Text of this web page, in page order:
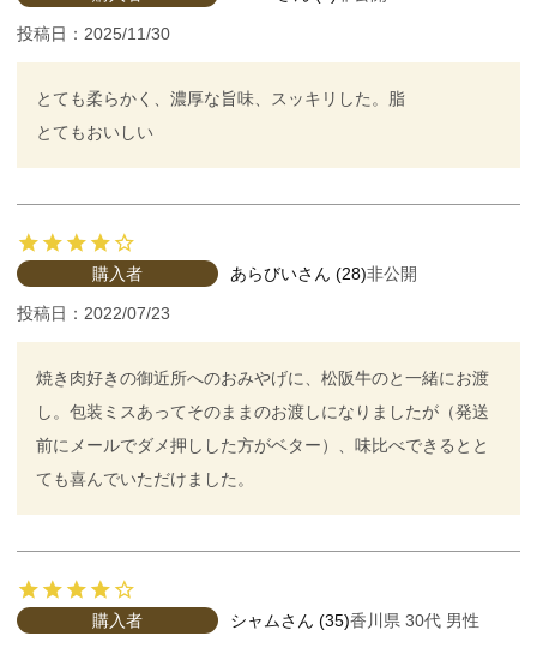
投稿日 2025/11/30
とても柔らかく、濃厚な旨味、スッキリした。脂
とてもおいしい
あらびい 28
購入者 非公開
投稿日 2022/07/23
焼き肉好きの御近所へのおみやげに、松阪牛のと一緒にお渡
し。包装ミスあってそのままのお渡しになりましたが（発送
前にメールでダメ押しした方がベター）、味比べできるとと
ても喜んでいただけました。
シャム 35
購入者 香川県 30代 男性